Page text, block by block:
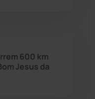
(425)
600 km
Jesus da